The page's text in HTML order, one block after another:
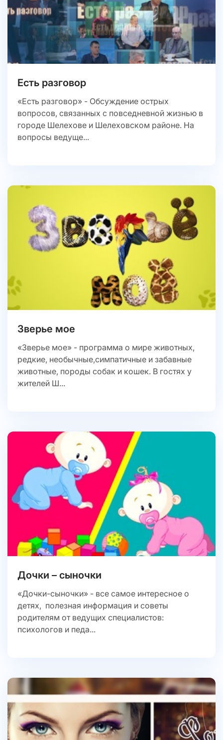
Есть разговор
«Есть разговор» - Обсуждение острых
вопросов, связанных с повседневной жизнью в
городе Шелехове и Шелеховском районе. На
вопросы ведуще...
Зверье мое
«Зверье мое» - программа о мире животных,
редкие, необычные,симпатичные и забавные
животные, породы собак и кошек. В гостях у
жителей Ш...
Дочки – сыночки
«Дочки-сыночки» - все самое интересное о
детях, полезная информация и советы
родителям от ведущих специалистов:
психологов и педа...